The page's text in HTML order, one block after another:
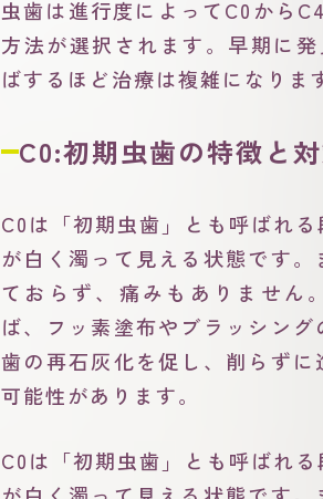
虫歯は進行度によってC0から
方法が選択されます。早期に
ばするほど治療は複雑になりま
C0:初期虫歯の特徴と
C0は「初期虫歯」とも呼ばれ
が白く濁って見える状態です。
ておらず、痛みもありません
ば、フッ素塗布やブラッシング
歯の再石灰化を促し、削らずに
可能性があります。
C0は「初期虫歯」とも呼ばれ